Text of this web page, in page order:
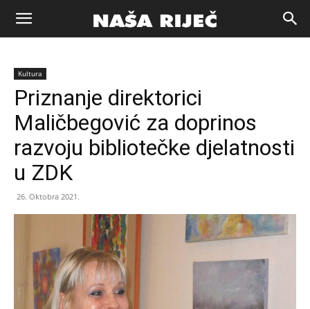
Naša
riječ
Kultura
Priznanje direktorici
Maličbegović za doprinos
razvoju bibliotečke djelatnosti
u ZDK
26. Oktobra 2021.